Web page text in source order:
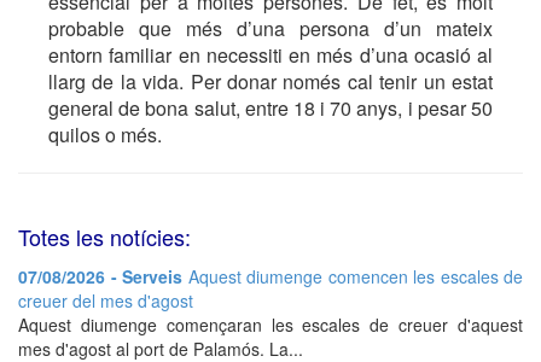
probable que més d’una persona d’un mateix
entorn familiar en necessiti en més d’una ocasió al
llarg de la vida. Per donar només cal tenir un estat
general de bona salut, entre 18 i 70 anys, i pesar 50
quilos o més.
Totes les notícies:
07/08/2026 - Serveis Aquest diumenge comencen les escales de
creuer del mes d'agost
Aquest diumenge començaran les escales de creuer d'aquest
mes d'agost al port de Palamós. La...